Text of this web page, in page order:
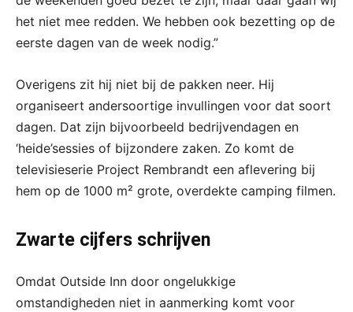
het niet mee redden. We hebben ook bezetting op de
eerste dagen van de week nodig.”
Overigens zit hij niet bij de pakken neer. Hij
organiseert andersoortige invullingen voor dat soort
dagen. Dat zijn bijvoorbeeld bedrijvendagen en
‘heide’sessies of bijzondere zaken. Zo komt de
televisieserie Project Rembrandt een aflevering bij
hem op de 1000 m² grote, overdekte camping filmen.
Zwarte cijfers schrijven
Omdat Outside Inn door ongelukkige
omstandigheden niet in aanmerking komt voor